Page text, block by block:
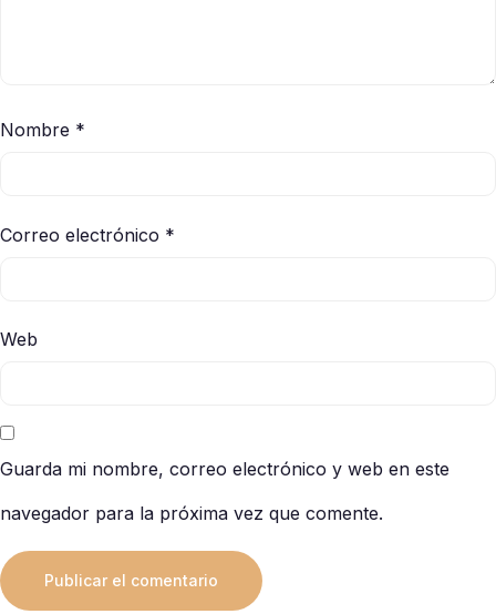
Nombre *
Correo electrónico *
Web
Guarda mi nombre, correo electrónico y web en este
navegador para la próxima vez que comente.